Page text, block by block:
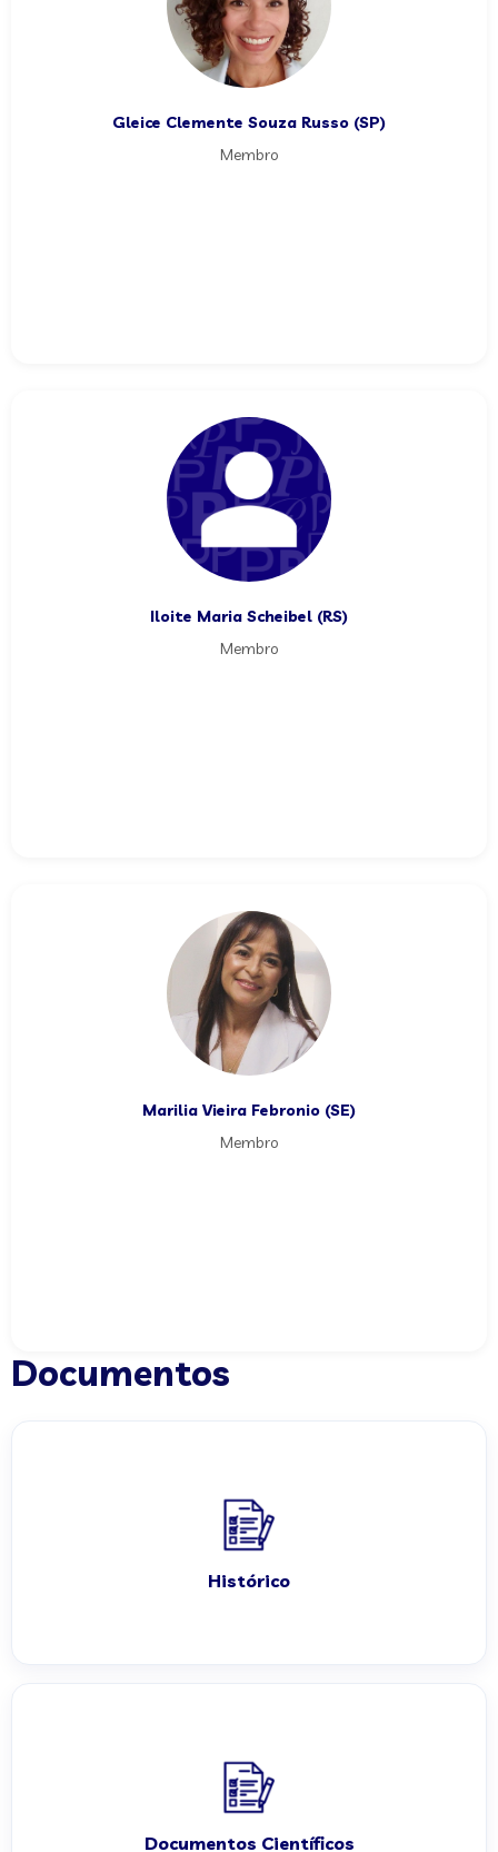
Gleice Clemente Souza Russo (SP)
Membro
Iloite Maria Scheibel (RS)
Membro
Marilia Vieira Febronio (SE)
Membro
Documentos
Histórico
Documentos Científicos